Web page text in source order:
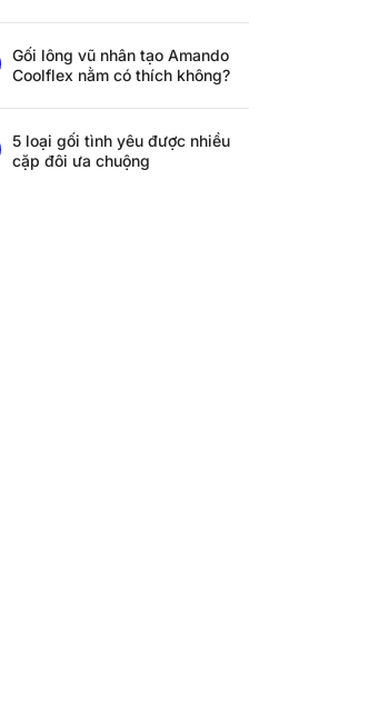
Gối lông vũ nhân tạo Amando
Coolflex nằm có thích không?
5 loại gối tình yêu được nhiều
cặp đôi ưa chuộng